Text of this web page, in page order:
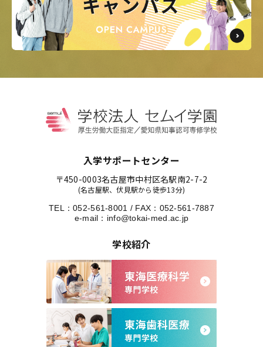
入学サポートセンター
〒450-0003名古屋市中村区名駅南2-7-2
(名古屋駅、伏見駅から徒歩13分)
TEL：052-561-8001 / FAX：052-561-7887
e-mail： info@tokai-med.ac.jp
学校紹介